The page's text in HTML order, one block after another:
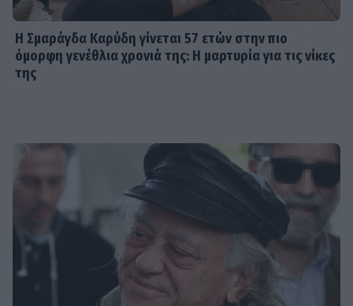
Η Σμαράγδα Καρύδη γίνεται 57 ετών στην πιο
όμορφη γενέθλια χρονιά της: Η μαρτυρία για τις νίκες
της